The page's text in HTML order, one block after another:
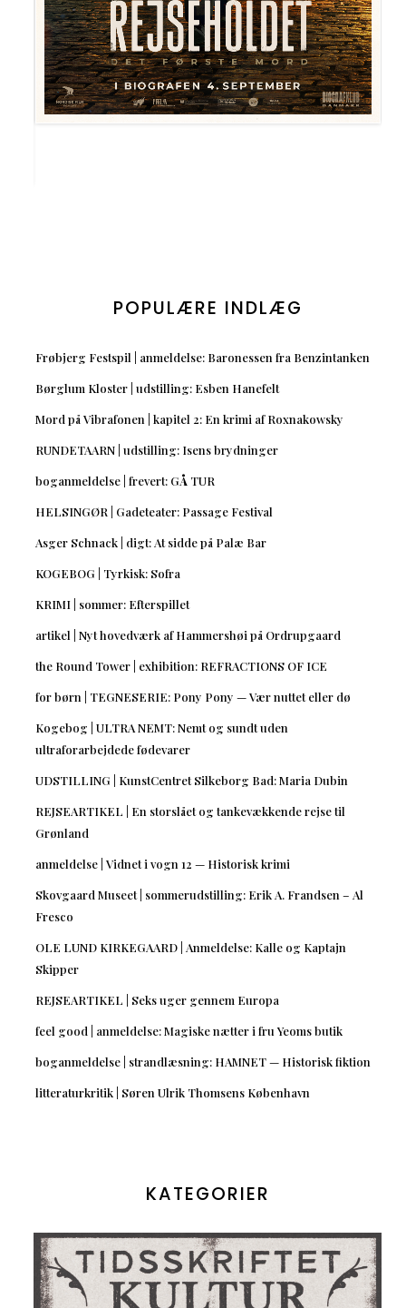
POPULÆRE INDLÆG
Frøbjerg Festspil | anmeldelse: Baronessen fra Benzintanken
Børglum Kloster | udstilling: Esben Hanefelt
Mord på Vibrafonen | kapitel 2: En krimi af Roxnakowsky
RUNDETAARN | udstilling: Isens brydninger
boganmeldelse | frevert: GÅ TUR
HELSINGØR | Gadeteater: Passage Festival
Asger Schnack | digt: At sidde på Palæ Bar
KOGEBOG | Tyrkisk: Sofra
KRIMI | sommer: Efterspillet
artikel | Nyt hovedværk af Hammershøi på Ordrupgaard
the Round Tower | exhibition: REFRACTIONS OF ICE
for børn | TEGNESERIE: Pony Pony — Vær nuttet eller dø
Kogebog | ULTRA NEMT: Nemt og sundt uden
ultraforarbejdede fødevarer
UDSTILLING | KunstCentret Silkeborg Bad: Maria Dubin
REJSEARTIKEL | En storslået og tankevækkende rejse til
Grønland
anmeldelse | Vidnet i vogn 12 — Historisk krimi
Skovgaard Museet | sommerudstilling: Erik A. Frandsen – Al
Fresco
OLE LUND KIRKEGAARD | Anmeldelse: Kalle og Kaptajn
Skipper
REJSEARTIKEL | Seks uger gennem Europa
feel good | anmeldelse: Magiske nætter i fru Yeoms butik
boganmeldelse | strandlæsning: HAMNET — Historisk fiktion
litteraturkritik | Søren Ulrik Thomsens København
KATEGORIER